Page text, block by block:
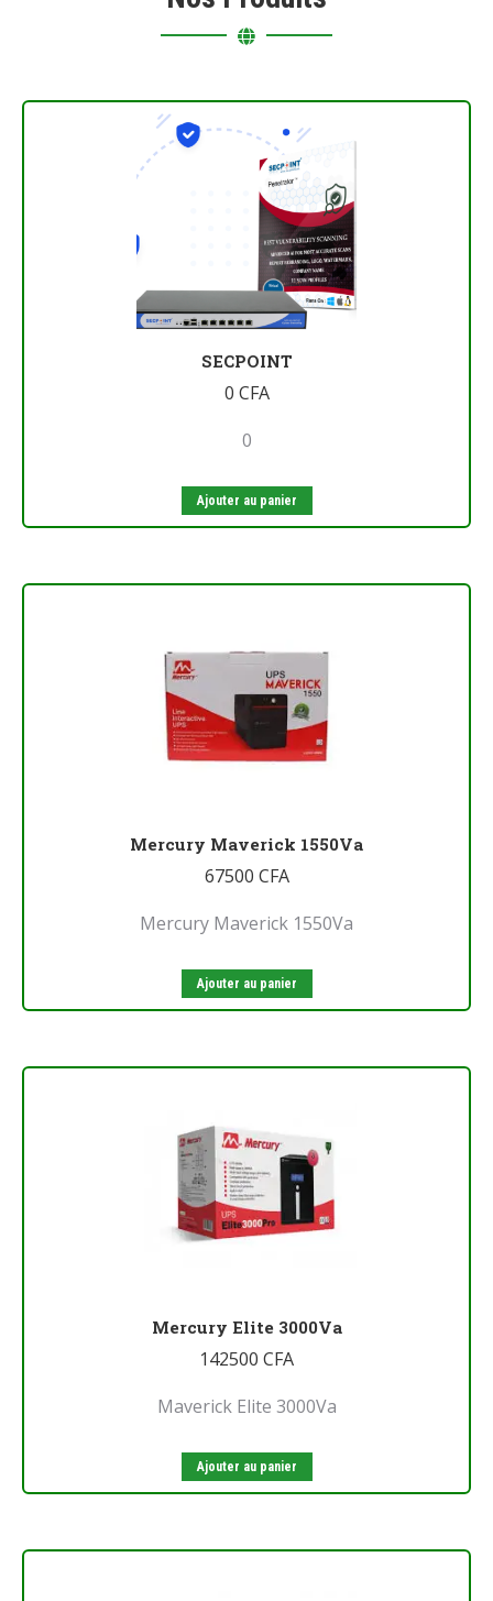
SECPOINT
0 CFA
0
Ajouter au panier
Mercury Maverick 1550Va
67500 CFA
Mercury Maverick 1550Va
Ajouter au panier
Mercury Elite 3000Va
142500 CFA
Maverick Elite 3000Va
Ajouter au panier